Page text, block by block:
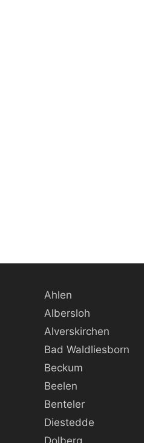
Ahlen
Albersloh
Alverskirchen
Bad Waldliesborn
Beckum
Beelen
Benteler
Diestedde
Dolberg